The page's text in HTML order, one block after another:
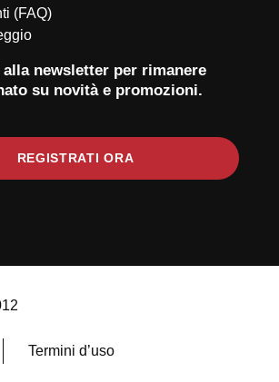
(FAQ)
newsletter per rimanere
su novità e promozioni.
REGISTRATI ORA
Termini d’uso